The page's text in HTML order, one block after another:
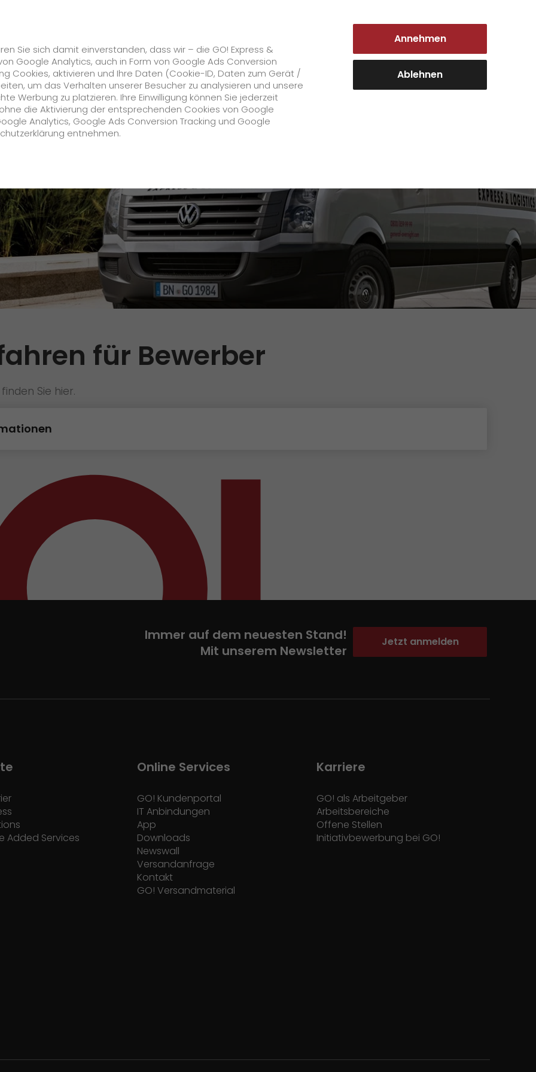
Login Kundenportal
GO! Solutions GO! Value Added Services
Unternehmen
Daten & Fakten
Historie
CSR
Qualität
Zertifizierungen
Auszeichnungen
Offene Stellen
Initiativbewerbung bei GO!
+
Initiativbewerbung als Kurier
Initiativbewerbung als Mitarbeiter
Initiativbewerbung als Sortierkraft
am Main Datenschutzverfahren für Bewerber
für Bewerber
Sie hier.
Immer auf dem neuesten Stand!
Mit unserem Newsletter
Jetzt anmelden
Added Services
Online Services
GO! Kundenportal
IT Anbindungen
App
Downloads
Newswall
Versandanfrage
Kontakt
GO! Versandmaterial
Karriere
GO! als Arbeitgeber
Arbeitsbereiche
Offene Stellen
Initiativbewerbung bei GO!
Sie sich damit einverstanden, dass wir – die GO! Express &
Google Analytics, auch in Form von Google Ads Conversion
Cookies, aktivieren und Ihre Daten (Cookie-ID, Daten zum Gerät /
um das Verhalten unserer Besucher zu analysieren und unsere
Werbung zu platzieren. Ihre Einwilligung können Sie jederzeit
die Aktivierung der entsprechenden Cookies von Google
Analytics, Google Ads Conversion Tracking und Google
entnehmen.
Annehmen
Ablehnen